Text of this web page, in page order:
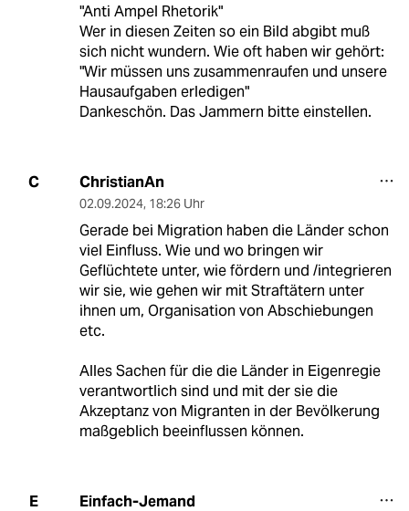
"Anti Ampel Rhetorik"
Wer in diesen Zeiten so ein Bild abgibt muß
sich nicht wundern. Wie oft haben wir gehört:
"Wir müssen uns zusammenraufen und unsere
Hausaufgaben erledigen"
Dankeschön. Das Jammern bitte einstellen.
C ChristianAn
02.09.2024, 18:26 Uhr
Gerade bei Migration haben die Länder schon
viel Einfluss. Wie und wo bringen wir
Geflüchtete unter, wie fördern und /integrieren
wir sie, wie gehen wir mit Straftätern unter
ihnen um, Organisation von Abschiebungen
etc.
Alles Sachen für die die Länder in Eigenregie
verantwortlich sind und mit der sie die
Akzeptanz von Migranten in der Bevölkerung
maßgeblich beeinflussen können.
E Einfach-Jemand